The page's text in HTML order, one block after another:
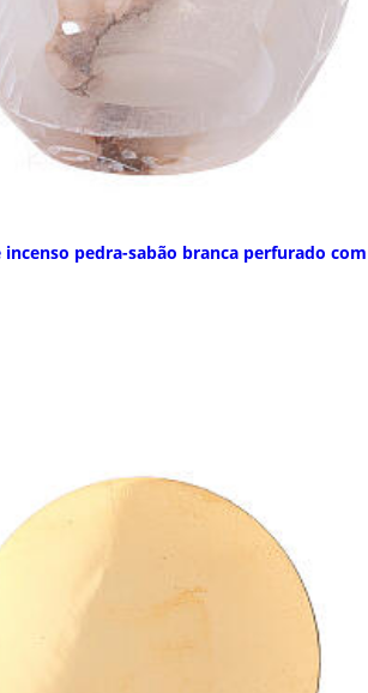
pedra-sabão branca perfurado com